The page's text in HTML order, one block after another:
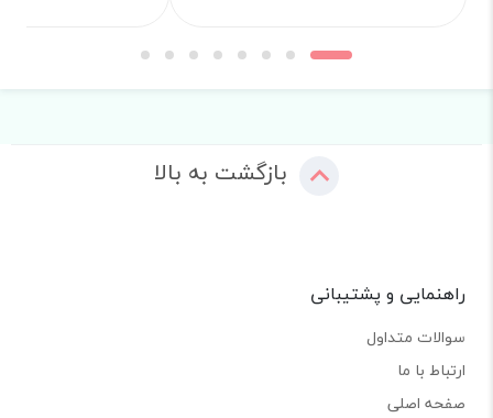
بازگشت به بالا
راهنمایی و پشتیبانی
سوالات متداول
ارتباط با ما
صفحه اصلی